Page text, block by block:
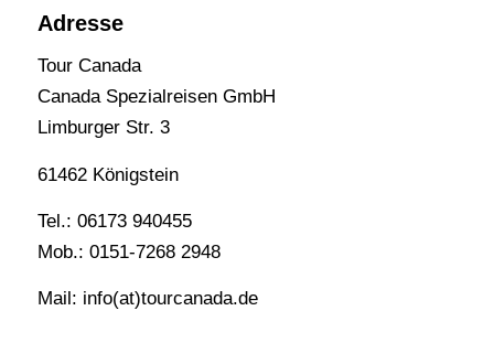
Adresse
Tour Canada
Canada Spezialreisen GmbH
Limburger Str. 3
61462 Königstein
Tel.: 06173 940455
Mob.: 0151-7268 2948
Mail: info(at)tourcanada.de